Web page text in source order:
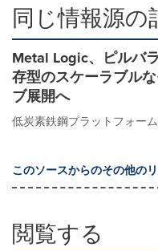
同じ情報源の
Metal Logic、ピルバ
存型のスケーラブル
ブ展開へ
低炭素鉄鋼プラットフォー
このソースからのその他の
閲覧する